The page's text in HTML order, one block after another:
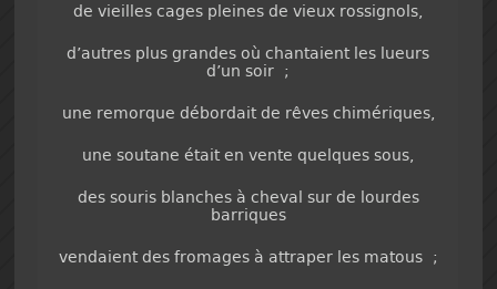
de vieilles cages pleines de vieux rossignols,
d’autres plus grandes où chantaient les lueurs
d’un soir ;
une remorque débordait de rêves chimériques,
une soutane était en vente quelques sous,
des souris blanches à cheval sur de lourdes
barriques
vendaient des fromages à attraper les matous ;